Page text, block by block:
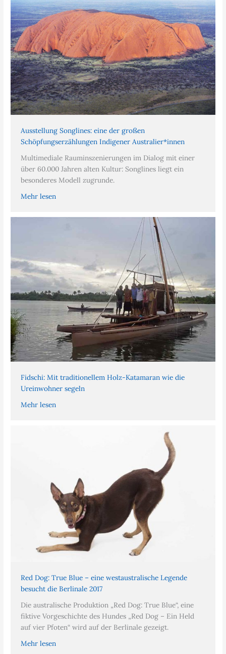
Ausstellung Songlines: eine der großen
Schöpfungserzählungen Indigener Australier*innen
Multimediale Rauminszenierungen im Dialog mit einer
über 60.000 Jahren alten Kultur: Songlines liegt ein
besonderes Modell zugrunde.
Mehr lesen
Fidschi: Mit traditionellem Holz-Katamaran wie die
Ureinwohner segeln
Mehr lesen
Red Dog: True Blue – eine westaustralische Legende
besucht die Berlinale 2017
Die australische Produktion „Red Dog: True Blue“, eine
fiktive Vorgeschichte des Hundes „Red Dog – Ein Held
auf vier Pfoten“ wird auf der Berlinale gezeigt.
Mehr lesen